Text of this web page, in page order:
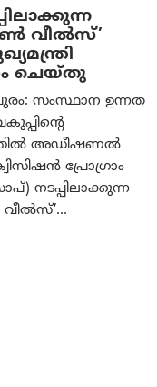
വീൽസ്’
ചെയ്തു
സംസ്ഥാന ഉന്നത
അഡീഷണൽ
പ്രോഗ്രാം
നടപ്പിലാക്കുന്ന